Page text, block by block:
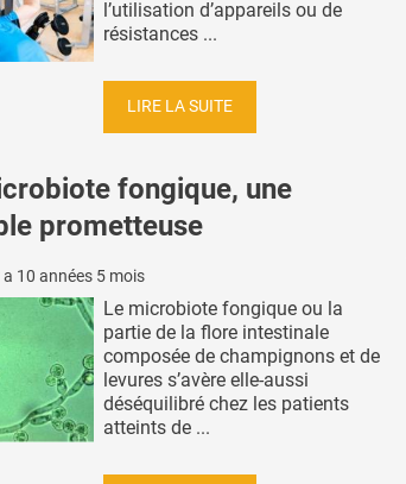
l’utilisation d’appareils ou de
résistances ...
LIRE LA SUITE
fongique, une
prometteuse
a 10 années 5 mois
Le microbiote fongique ou la
partie de la flore intestinale
composée de champignons et de
levures s’avère elle-aussi
déséquilibré chez les patients
atteints de ...